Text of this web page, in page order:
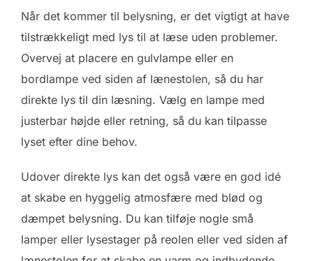
Når det kommer til belysning, er det vigtigt at have
tilstrækkeligt med lys til at læse uden problemer.
Overvej at placere en gulvlampe eller en
bordlampe ved siden af lænestolen, så du har
direkte lys til din læsning. Vælg en lampe med
justerbar højde eller retning, så du kan tilpasse
lyset efter dine behov.
Udover direkte lys kan det også være en god idé
at skabe en hyggelig atmosfære med blød og
dæmpet belysning. Du kan tilføje nogle små
lamper eller lysestager på reolen eller ved siden af